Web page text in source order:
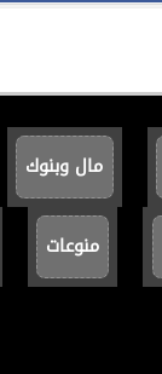
مال وبنوك
منوعات